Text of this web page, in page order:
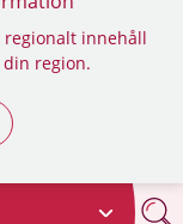
innehåll
region.